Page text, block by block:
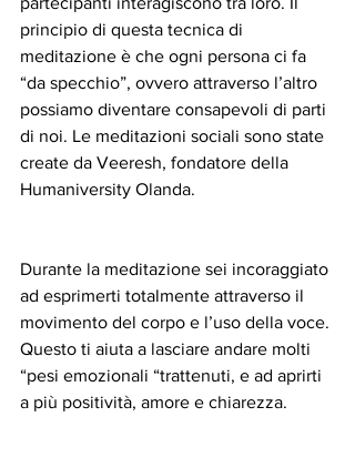
principio di questa tecnica di
meditazione è che ogni persona ci fa
“da specchio”, ovvero attraverso l’altro
possiamo diventare consapevoli di parti
di noi. Le meditazioni sociali sono state
create da Veeresh, fondatore della
Humaniversity Olanda.
Durante la meditazione sei incoraggiato
ad esprimerti totalmente attraverso il
movimento del corpo e l’uso della voce.
Questo ti aiuta a lasciare andare molti
“pesi emozionali “trattenuti, e ad aprirti
a più positività, amore e chiarezza.